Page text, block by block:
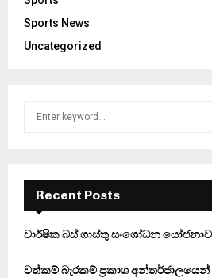
Sports News
Uncategorized
f
r
Recent Posts
වාර්ෂික බස් ගාස්තු සංශෝධන
වත්කම් බැරකම් ප්‍රකාශ අන්තර්ජාලයෙන්